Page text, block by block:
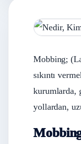
Mobbing;
sıkıntı
kurumlarda,
yollardan,